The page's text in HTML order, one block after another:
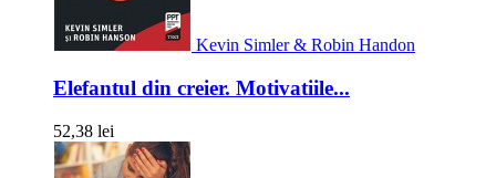
Kevin Simler & Robin Handon
Elefantul din creier. Motivatiile...
52,38 lei